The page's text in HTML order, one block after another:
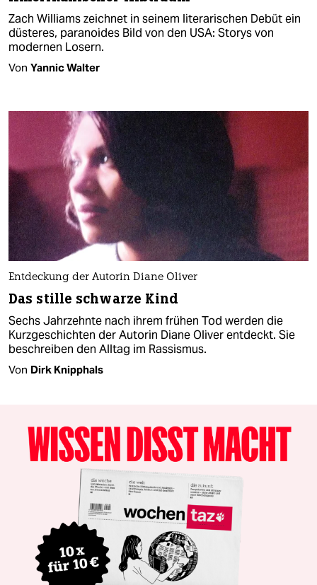
Zach Williams zeichnet in seinem literarischen Debüt ein
düsteres, paranoides Bild von den USA: Storys von
modernen Losern.
Von Yannic Walter
Entdeckung der Autorin Diane Oliver
Das stille schwarze Kind
Sechs Jahrzehnte nach ihrem frühen Tod werden die
Kurzgeschichten der Autorin Diane Oliver entdeckt. Sie
beschreiben den Alltag im Rassismus.
Von Dirk Knipphals